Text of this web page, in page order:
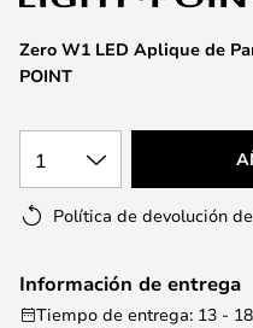
galería
de
imágenes
Zero W1 LED Aplique de
POINT
1
Política de devolución
Información de entrega
Tiempo de entrega: 13 -